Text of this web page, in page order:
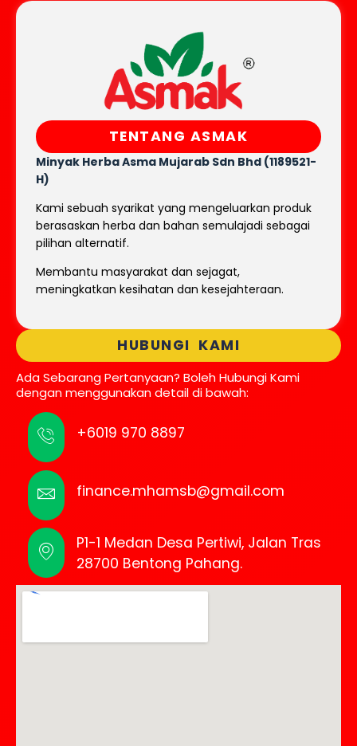
TENTANG ASMAK
Minyak Herba Asma Mujarab Sdn Bhd (1189521-
H)
Kami sebuah syarikat yang mengeluarkan produk
berasaskan herba dan bahan semulajadi sebagai
pilihan alternatif.
Membantu masyarakat dan sejagat,
meningkatkan kesihatan dan kesejahteraan.
HUBUNGI KAMI
Ada Sebarang Pertanyaan? Boleh Hubungi Kami
dengan menggunakan detail di bawah:
+6019 970 8897
finance.mhamsb@gmail.com
P1-1 Medan Desa Pertiwi, Jalan Tras
28700 Bentong Pahang.